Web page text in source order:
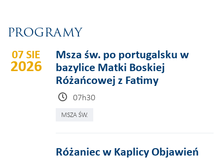
PROGRAMY
07 SIE
2026
Msza św. po portugalsku w
bazylice Matki Boskiej
Różańcowej z Fatimy
07h30
MSZA ŚW.
Różaniec w Kaplicy Objawień